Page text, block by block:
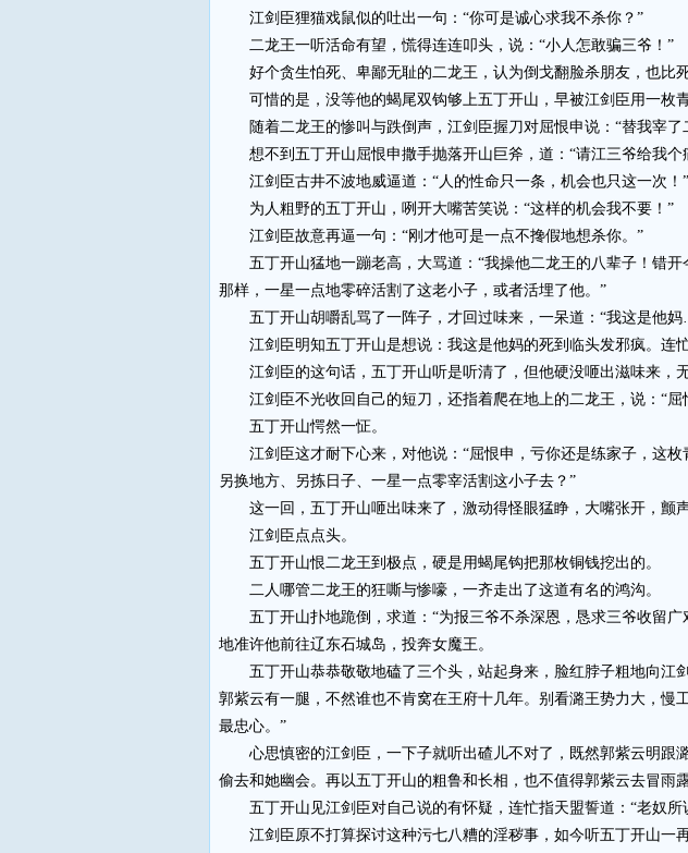
江剑臣狸猫戏鼠似的吐出一句：“你可是诚心求我不杀你？”
二龙王一听活命有望，慌得连连叩头，说：“小人怎敢骗三爷！”
好个贪生怕死、卑鄙无耻的二龙王，认为倒戈翻脸杀朋友，也比
可惜的是，没等他的蝎尾双钩够上五丁开山，早被江剑臣用一枚
随着二龙王的惨叫与跌倒声，江剑臣握刀对屈恨申说：“替我宰了
想不到五丁开山屈恨申撒手抛落开山巨斧，道：“请江三爷给我个
江剑臣古井不波地威逼道：“人的性命只一条，机会也只这一次！”
为人粗野的五丁开山，咧开大嘴苦笑说：“这样的机会我不要！”
江剑臣故意再逼一句：“刚才他可是一点不搀假地想杀你。”
五丁开山猛地一蹦老高，大骂道：“我操他二龙王的八辈子！错开
那样，一星一点地零碎活割了这老小子，或者活埋了他。”
五丁开山胡嚼乱骂了一阵子，才回过味来，一呆道：“我这是他
江剑臣明知五丁开山是想说：我这是他妈的死到临头发邪疯。连
江剑臣的这句话，五丁开山听是听清了，但他硬没咂出滋味来，
江剑臣不光收回自己的短刀，还指着爬在地上的二龙王，说：“屈
五丁开山愕然一怔。
江剑臣这才耐下心来，对他说：“屈恨申，亏你还是练家子，这枚
另换地方、另拣日子、一星一点零宰活割这小子去？”
这一回，五丁开山咂出味来了，激动得怪眼猛睁，大嘴张开，颤
江剑臣点点头。
五丁开山恨二龙王到极点，硬是用蝎尾钩把那枚铜钱挖出的。
二人哪管二龙王的狂嘶与惨嚎，一齐走出了这道有名的鸿沟。
五丁开山扑地跪倒，求道：“为报三爷不杀深恩，恳求三爷收留广
地准许他前往辽东石城岛，投奔女魔王。
五丁开山恭恭敬敬地磕了三个头，站起身来，脸红脖子粗地向江
郭紫云有一腿，不然谁也不肯窝在王府十几年。别看潞王势力大，
最忠心。”
心思慎密的江剑臣，一下子就听出碴儿不对了，既然郭紫云明跟
偷去和她幽会。再以五丁开山的粗鲁和长相，也不值得郭紫云去冒雨
五丁开山见江剑臣对自己说的有怀疑，连忙指天盟誓道：“老奴所
江剑臣原不打算探讨这种污七八糟的淫秽事，如今听五丁开山一再